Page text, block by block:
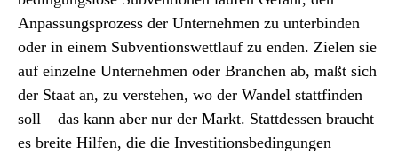
Anpassungsprozess der Unternehmen zu unterbinden
oder in einem Subventionswettlauf zu enden. Zielen sie
auf einzelne Unternehmen oder Branchen ab, maßt sich
der Staat an, zu verstehen, wo der Wandel stattfinden
soll – das kann aber nur der Markt. Stattdessen braucht
es breite Hilfen, die die Investitionsbedingungen